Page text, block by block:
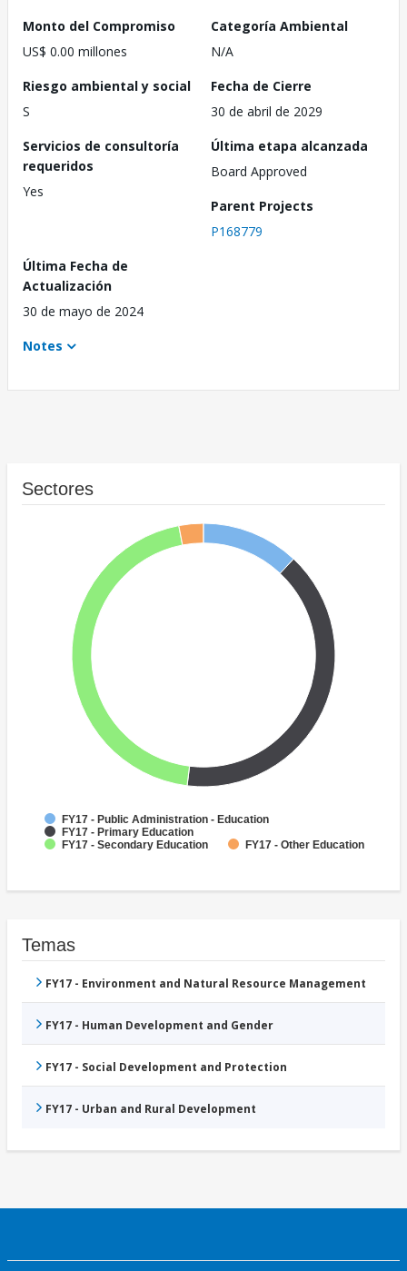
Monto del Compromiso
US$ 0.00 millones
Categoría Ambiental
N/A
Riesgo ambiental y social
S
Fecha de Cierre
30 de abril de 2029
Servicios de consultoría
requeridos
Yes
Última etapa alcanzada
Board Approved
Parent Projects
P168779
Última Fecha de
Actualización
30 de mayo de 2024
Notes
Sectores
FY17 - Public Administration - Education
FY17 - Primary Education
FY17 - Secondary Education
FY17 - Other Education
Temas
FY17 - Environment and Natural Resource Management
FY17 - Human Development and Gender
FY17 - Social Development and Protection
FY17 - Urban and Rural Development